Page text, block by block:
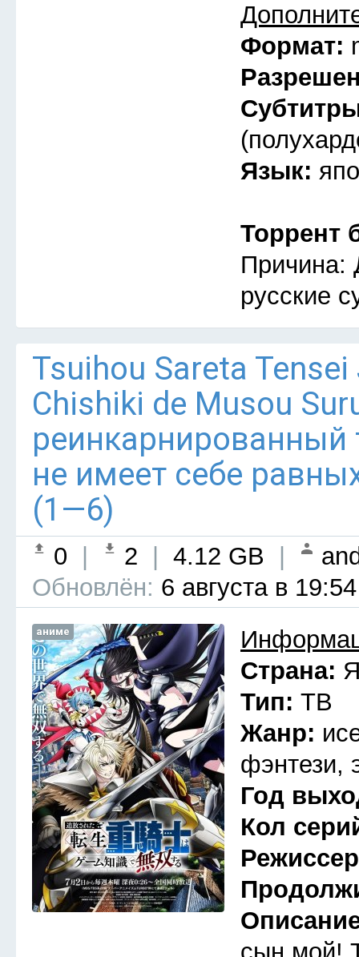
Формат:
Язык:
Торрент
Причина:
русские
Tsuihou Sareta
Chishiki de Musou
не имеет себе
(1—6)
0 2 4.12 GB
Обновлён: 6 августа в 19:54
аниме
Страна:
Тип: ТВ
Жанр:
фэнтези,
Год
Кол